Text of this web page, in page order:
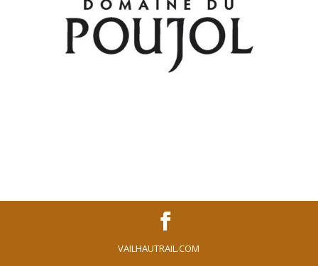
VAILHAUTRAIL.COM